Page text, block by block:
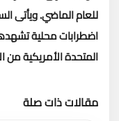
للعام الماضي. ويأتى
اضطرابات محلية
المتحدة الأمريكية من
مقالات ذات صلة